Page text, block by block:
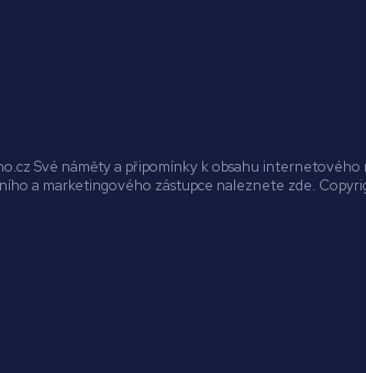
Své náměty a připomínky k obsahu
a marketingového zástupce naleznete zde.